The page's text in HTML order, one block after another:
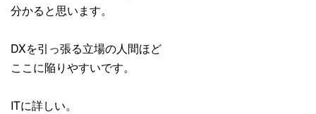
分かると思います。
DXを引っ張る立場の人間ほど
ここに陥りやすいです。
ITに詳しい。